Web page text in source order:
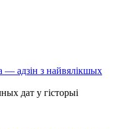
— адзін з найвялікшых
дат у гісторыі